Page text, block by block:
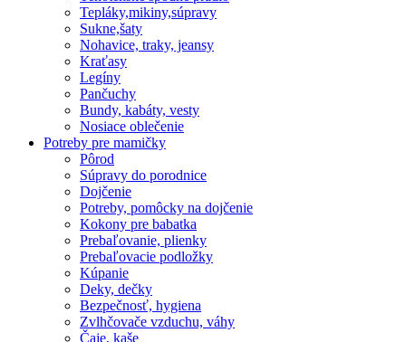
Tepláky,mikiny,súpravy
Sukne,šaty
Nohavice, traky, jeansy
Kraťasy
Legíny
Pančuchy
Bundy, kabáty, vesty
Nosiace oblečenie
Potreby pre mamičky
Pôrod
Súpravy do porodnice
Dojčenie
Potreby, pomôcky na dojčenie
Kokony pre babatka
Prebaľovanie, plienky
Prebaľovacie podložky
Kúpanie
Deky, dečky
Bezpečnosť, hygiena
Zvlhčovače vzduchu, váhy
Čaje, kaše